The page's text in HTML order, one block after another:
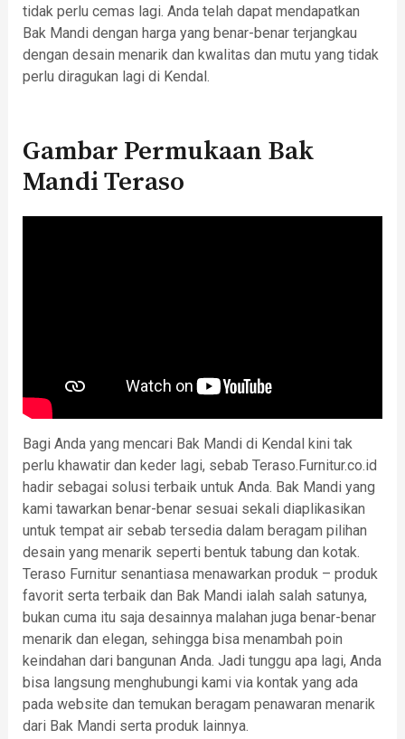
tidak perlu cemas lagi. Anda telah dapat mendapatkan
Bak Mandi dengan harga yang benar-benar terjangkau
dengan desain menarik dan kwalitas dan mutu yang tidak
perlu diragukan lagi di Kendal.
Gambar Permukaan Bak
Mandi Teraso
Bagi Anda yang mencari Bak Mandi di Kendal kini tak
perlu khawatir dan keder lagi, sebab Teraso.Furnitur.co.id
hadir sebagai solusi terbaik untuk Anda. Bak Mandi yang
kami tawarkan benar-benar sesuai sekali diaplikasikan
untuk tempat air sebab tersedia dalam beragam pilihan
desain yang menarik seperti bentuk tabung dan kotak.
Teraso Furnitur senantiasa menawarkan produk – produk
favorit serta terbaik dan Bak Mandi ialah salah satunya,
bukan cuma itu saja desainnya malahan juga benar-benar
menarik dan elegan, sehingga bisa menambah poin
keindahan dari bangunan Anda. Jadi tunggu apa lagi, Anda
bisa langsung menghubungi kami via kontak yang ada
pada website dan temukan beragam penawaran menarik
dari Bak Mandi serta produk lainnya.